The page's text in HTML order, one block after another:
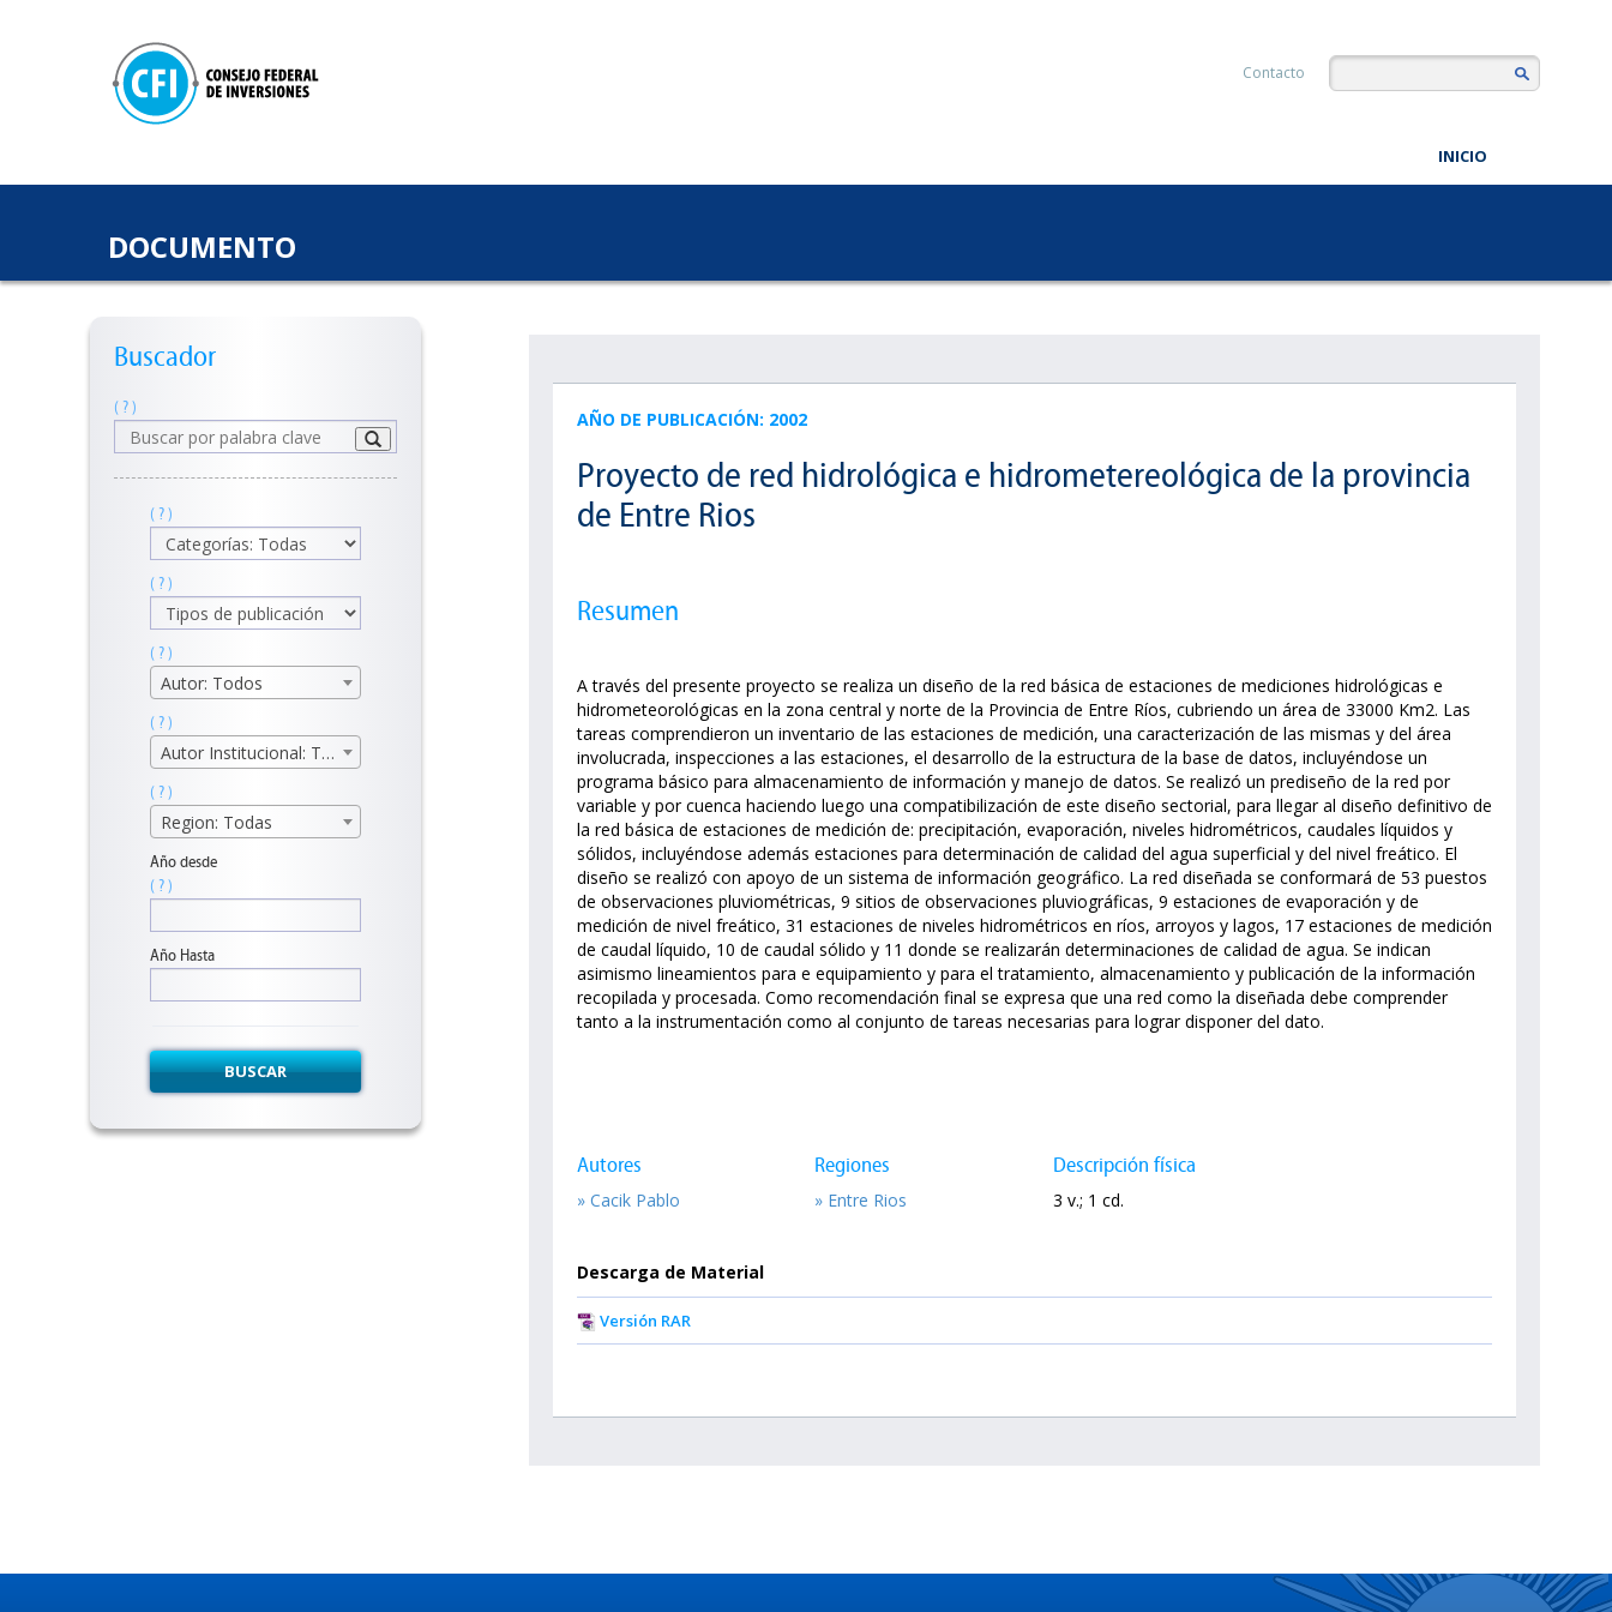
Contacto
INICIO
DOCUMENTO
Buscador
( ? )
( ? )
( ? )
( ? )
Autor: Todos
( ? )
Autor Institucional: Todos
( ? )
Region: Todas
Año desde
( ? )
Año Hasta
BUSCAR
AÑO DE PUBLICACIÓN: 2002
Proyecto de red hidrológica e hidrometereológica de la provincia
de Entre Rios
Resumen
A través del presente proyecto se realiza un diseño de la red básica de estaciones de mediciones hidrológicas e
hidrometeorológicas en la zona central y norte de la Provincia de Entre Ríos, cubriendo un área de 33000 Km2. Las
tareas comprendieron un inventario de las estaciones de medición, una caracterización de las mismas y del área
involucrada, inspecciones a las estaciones, el desarrollo de la estructura de la base de datos, incluyéndose un
programa básico para almacenamiento de información y manejo de datos. Se realizó un prediseño de la red por
variable y por cuenca haciendo luego una compatibilización de este diseño sectorial, para llegar al diseño definitivo de
la red básica de estaciones de medición de: precipitación, evaporación, niveles hidrométricos, caudales líquidos y
sólidos, incluyéndose además estaciones para determinación de calidad del agua superficial y del nivel freático. El
diseño se realizó con apoyo de un sistema de información geográfico. La red diseñada se conformará de 53 puestos
de observaciones pluviométricas, 9 sitios de observaciones pluviográficas, 9 estaciones de evaporación y de
medición de nivel freático, 31 estaciones de niveles hidrométricos en ríos, arroyos y lagos, 17 estaciones de medición
de caudal líquido, 10 de caudal sólido y 11 donde se realizarán determinaciones de calidad de agua. Se indican
asimismo lineamientos para e equipamiento y para el tratamiento, almacenamiento y publicación de la información
recopilada y procesada. Como recomendación final se expresa que una red como la diseñada debe comprender
tanto a la instrumentación como al conjunto de tareas necesarias para lograr disponer del dato.
Autores
» Cacik Pablo
Regiones
» Entre Rios
Descripción física
3 v.; 1 cd.
Descarga de Material
Versión RAR